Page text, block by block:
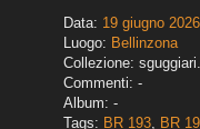
Data: 19 giugno 2026
Luogo: Bellinzona
Collezione:
Commenti: -
Album: -
Tags: BR 193, BR